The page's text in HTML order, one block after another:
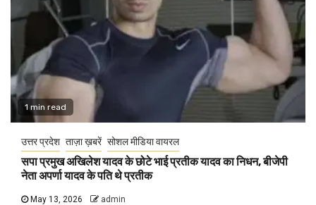
1 min read
उत्तर प्रदेश ताज़ा ख़बरें सोशल मीडिया वायरल
सपा प्रमुख अखिलेश यादव के छोटे भाई प्रतीक यादव का निधन, बीजेपी
नेता अपर्णा यादव के पति थे प्रतीक
May 13, 2026 admin